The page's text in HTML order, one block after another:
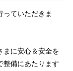
っていただきま
まに安心＆安全を
整備にあたります